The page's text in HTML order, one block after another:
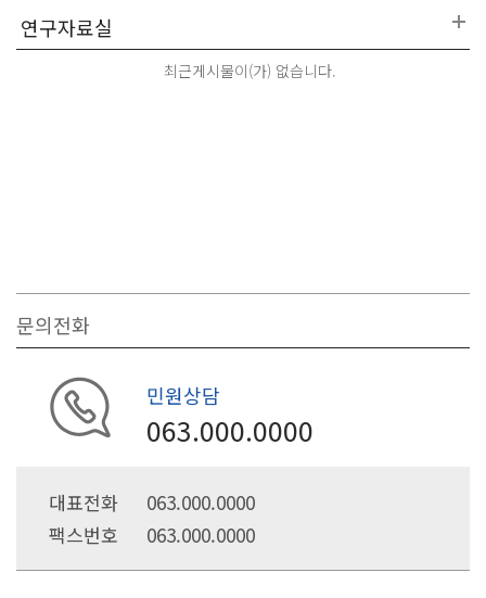
최근게시물이(가) 없습니다.
문의전화
민원상담
063.000.0000
대표전화
063.000.0000
팩스번호
063.000.0000